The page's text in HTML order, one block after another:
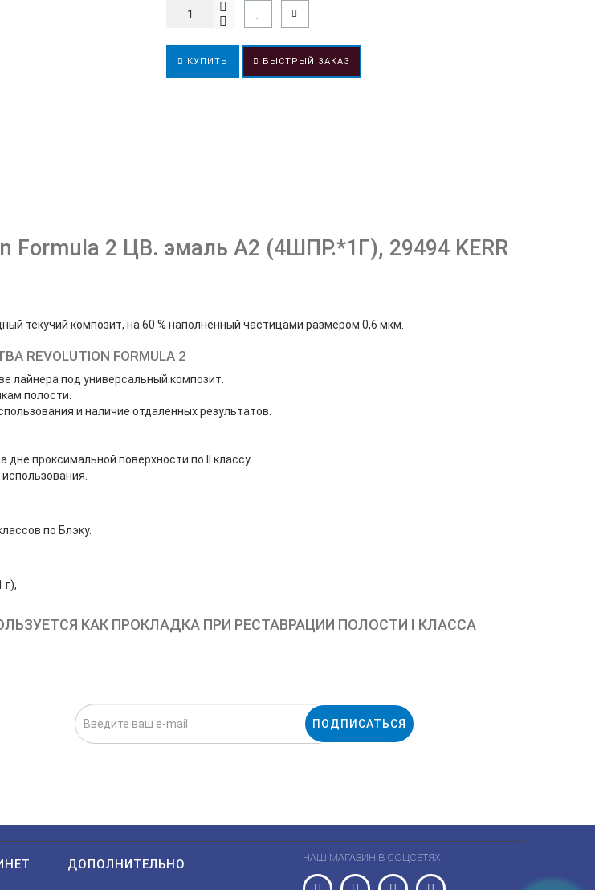
КУПИТЬ БЫСТРЫЙ ЗАКАЗ
Formula 2 ЦВ. эмаль А2 (4ШПР.*1Г), 29494 KERR
текучий композит, на 60 % наполненный частицами размером 0,6 мкм.
FORMULA 2
лайнера под универсальный композит.
полости.
и наличие отдаленных результатов.
дне проксимальной поверхности по II классу.
по Блэку.
г),
КАК ПРОКЛАДКА ПРИ РЕСТАВРАЦИИ ПОЛОСТИ I КЛАССА
ПОДПИСАТЬСЯ
ДОПОЛНИТЕЛЬНО НАШ МАГАЗИН В СОЦСЕТЯХ